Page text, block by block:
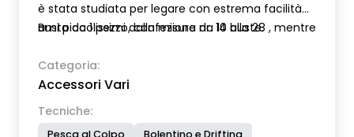
è stata studiata per legare con estrema facilità
ami piccolissimi dalla misura nr. 14 alla 28 , mentre
completo di dettagliate istruzioni per l'uso.
Busta da 1 pezzo, confezione da 10 buste.
Categoria:
Accessori Vari
Tecniche:
Pesca al Colpo
Bolentino e Drifting